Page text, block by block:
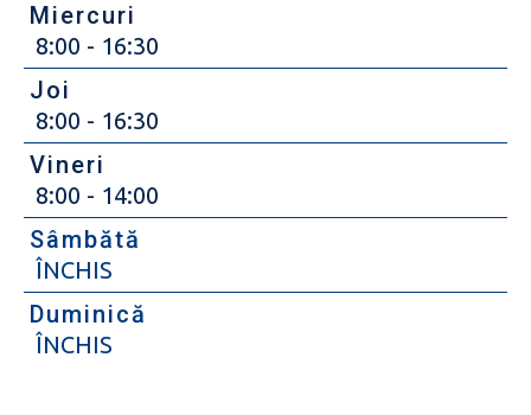
Miercuri
8:00 - 16:30
Joi
8:00 - 16:30
Vineri
8:00 - 14:00
Sâmbătă
ÎNCHIS
Duminică
ÎNCHIS